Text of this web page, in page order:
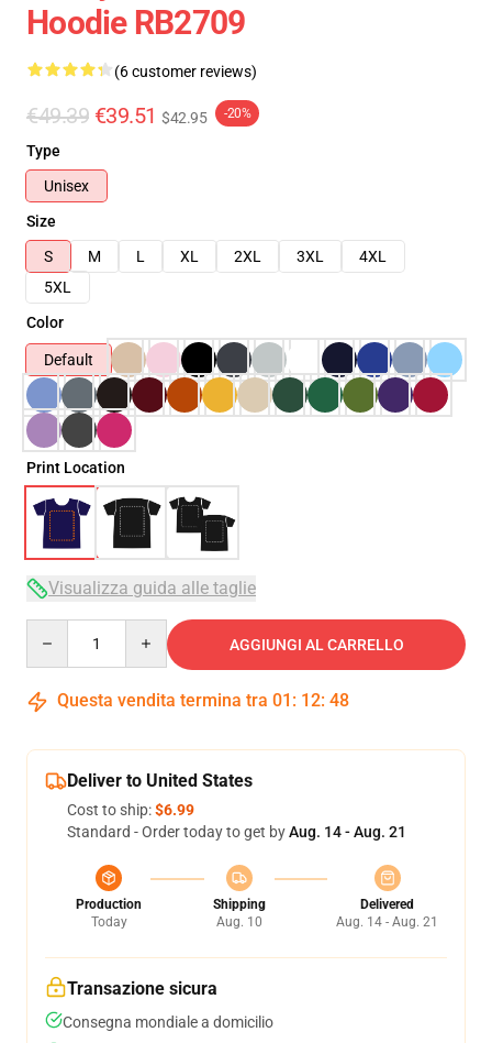
Hoodie RB2709
(6 customer reviews)
€49.39 €39.51 $42.95 -20%
Type
Unisex
Size
S
M L XL 2XL 3XL
4XL
5XL
Color
Default
Print Location
Visualizza guida alle taglie
AGGIUNGI AL CARRELLO
Questa vendita termina tra 01 : 12: 47
Deliver to United States
Cost to ship:$6.99
Standard - Order today to get byAug. 14 - Aug. 21
Production
Today
Shipping
Aug. 10
Delivered
Aug. 14 - Aug. 21
Transazione sicura
Consegna mondiale a domicilio